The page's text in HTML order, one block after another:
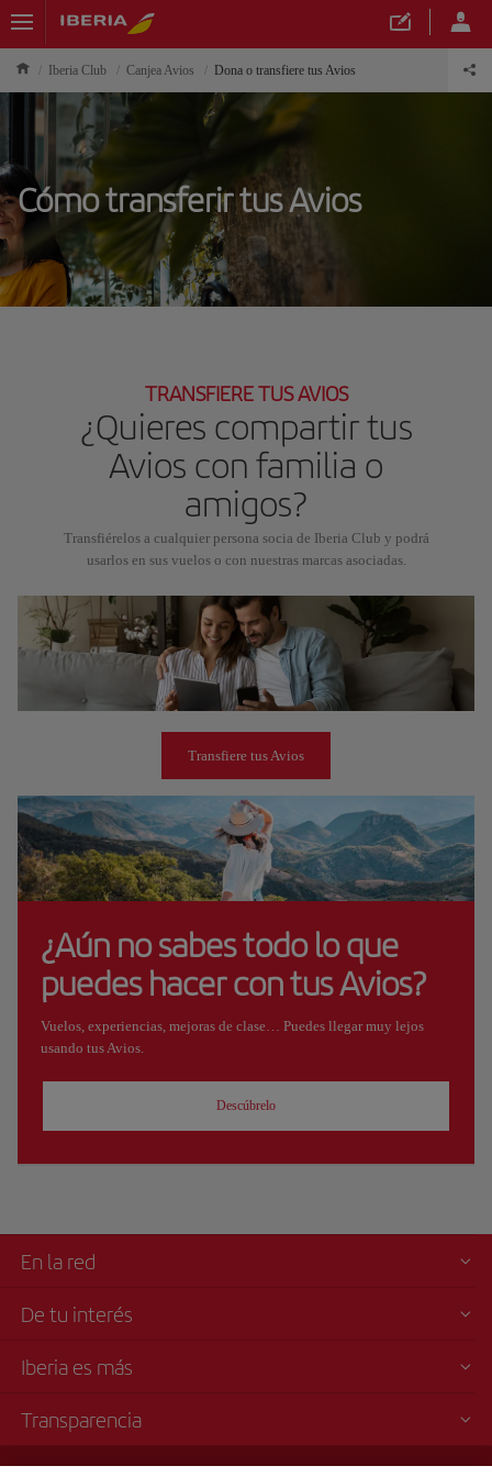
Iberia Club Canjea Avios Dona o transfiere tus Avios
Cómo transferir tus Avios
TRANSFIERE TUS AVIOS
¿Quieres compartir tus
Avios con familia o
amigos?
Transfiérelos a cualquier persona socia de Iberia Club y podrá
usarlos en sus vuelos o con nuestras marcas asociadas.
Transfiere tus Avios
¿Aún no sabes todo lo que
puedes hacer con tus Avios?
Vuelos, experiencias, mejoras de clase… Puedes llegar muy lejos
usando tus Avios.
Descúbrelo
En la red
De tu interés
Iberia es más
Transparencia